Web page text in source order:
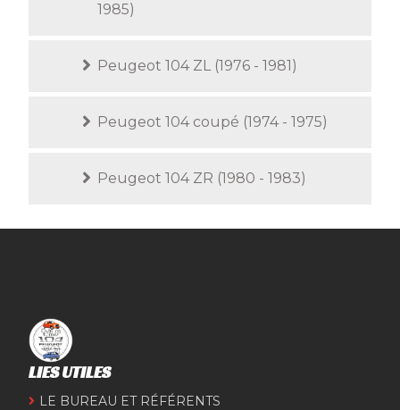
1985)
Peugeot 104 ZL (1976 - 1981)
Peugeot 104 coupé (1974 - 1975)
Peugeot 104 ZR (1980 - 1983)
LIES UTILES
LE BUREAU ET RÉFÉRENTS